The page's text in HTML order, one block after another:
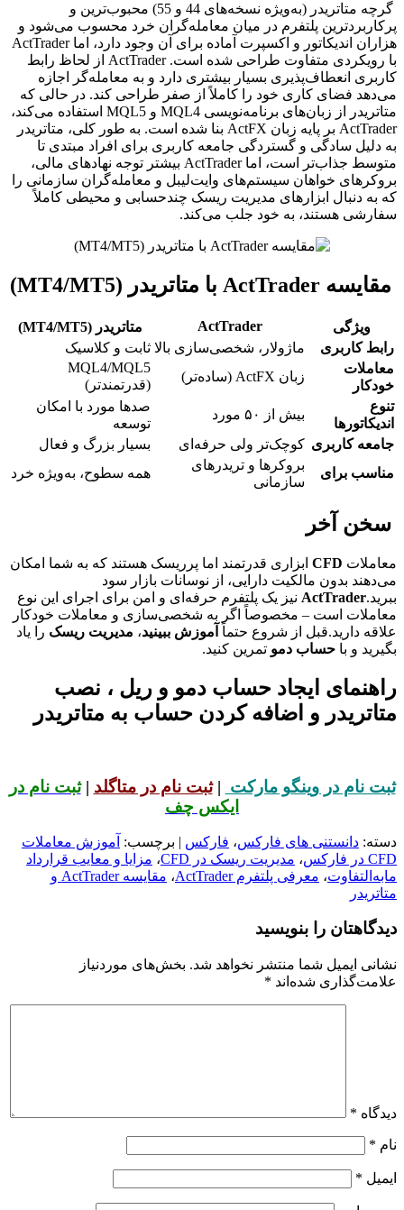
گرچه متاتریدر (به‌ویژه نسخه‌های 44 و 55 ) محبوب‌ترین و
پرکاربردترین پلتفرم در میان معامله‌گران خرد محسوب می‌شود و
هزاران اندیکاتور و اکسپرت آماده برای آن وجود دارد، اما ActTrader
با رویکردی متفاوت طراحی شده است. ActTrader از لحاظ رابط
کاربری انعطاف‌پذیری بسیار بیشتری دارد و به معامله‌گر اجازه
می‌دهد فضای کاری خود را کاملاً از صفر طراحی کند. در حالی که
متاتریدر از زبان‌های برنامه‌نویسی MQL4 و MQL5 استفاده می‌کند،
ActTrader بر پایه زبان ActFX بنا شده است. به طور کلی، متاتریدر
به دلیل سادگی و گستردگی جامعه کاربری برای افراد مبتدی تا
متوسط جذاب‌تر است، اما ActTrader بیشتر توجه نهادهای مالی،
بروکرهای خواهان سیستم‌های وایت‌لیبل و معامله‌گران سازمانی را
که به دنبال ابزارهای مدیریت ریسک چندحسابی و محیطی کاملاً
سفارشی هستند، به خود جلب می‌کند.
مقایسه ActTrader با متاتریدر (MT4/MT5)
ویژگی ActTrader
متاتریدر (MT4/MT5)
رابط کاربری
ماژولار، شخصی‌سازی بالا ثابت و کلاسیک
معاملات
خودکار
زبان ActFX (ساده‌تر)
MQL4/MQL5
(قدرتمندتر)
تنوع
اندیکاتورها
بیش از ۵۰ مورد
صدها مورد با امکان
توسعه
جامعه کاربری کوچک‌تر ولی حرفه‌ای
بسیار بزرگ و فعال
مناسب برای
بروکرها و تریدرهای
سازمانی
همه سطوح، به‌ویژه خرد
سخن آخر
معاملات CFD ابزاری قدرتمند اما پرریسک هستند که به شما امکان
می‌دهند بدون مالکیت دارایی، از نوسانات بازار سود
ببرید.ActTrader نیز یک پلتفرم حرفه‌ای و امن برای اجرای این نوع
معاملات است – مخصوصاً اگر به شخصی‌سازی و معاملات خودکار
علاقه دارید.قبل از شروع حتماً آموزش ببینید، مدیریت ریسک را یاد
بگیرید و با حساب دمو تمرین کنید.
راهنمای ایجاد حساب دمو و ریل ، نصب
متاتریدر و اضافه کردن حساب به متاتریدر
ثبت نام در وینگو مارکت |ثبت نام در متاگلد |ثبت نام در
ایکس چف
دسته: دانستنی های فارکس، فارکس | برچسب: آموزش معاملات
CFD در فارکس
، مدیریت ریسک در CFD ، مزایا و معایب قرارداد
مابه‌التفاوت، معرفی پلتفرم ActTrader ،
مقایسه ActTrader و
متاتریدر
دیدگاهتان را بنویسید
نشانی ایمیل شما منتشر نخواهد شد. بخش‌های موردنیاز
علامت‌گذاری شده‌اند *
دیدگاه *
نام *
ایمیل *